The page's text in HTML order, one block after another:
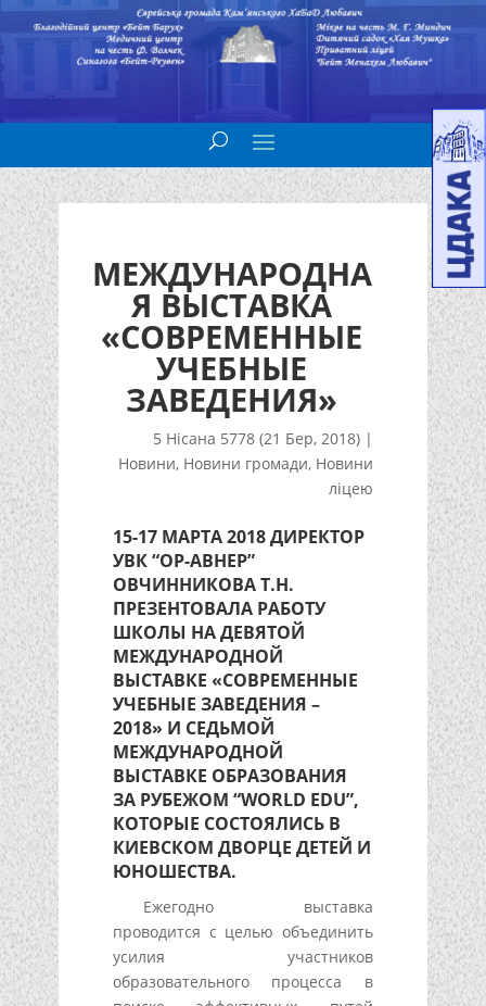
МЕЖДУНАРОДНА
Я ВЫСТАВКА
«СОВРЕМЕННЫЕ
УЧЕБНЫЕ
ЗАВЕДЕНИЯ»
5 Нісана 5778 (21 Бер, 2018) |
Новини, Новини громади, Новини
ліцею
15-17 МАРТА 2018 ДИРЕКТОР
УВК “ОР-АВНЕР”
ОВЧИННИКОВА Т.Н.
ПРЕЗЕНТОВАЛА РАБОТУ
ШКОЛЫ НА ДЕВЯТОЙ
МЕЖДУНАРОДНОЙ
ВЫСТАВКЕ «СОВРЕМЕННЫЕ
УЧЕБНЫЕ ЗАВЕДЕНИЯ –
2018» И СЕДЬМОЙ
МЕЖДУНАРОДНОЙ
ВЫСТАВКЕ ОБРАЗОВАНИЯ
ЗА РУБЕЖОМ “WORLD EDU”,
КОТОРЫЕ СОСТОЯЛИСЬ В
КИЕВСКОМ ДВОРЦЕ ДЕТЕЙ И
ЮНОШЕСТВА.
Ежегодно выставка
проводится с целью объединить
усилия участников
образовательного процесса в